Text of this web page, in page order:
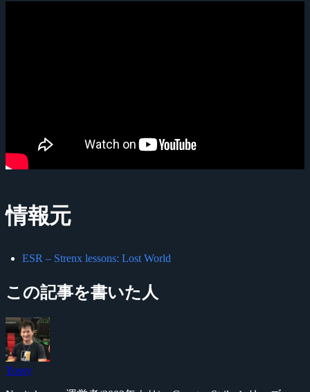
情報元
ESR – Strenx lessons: Lost World
この記事を書いた人
Yossy